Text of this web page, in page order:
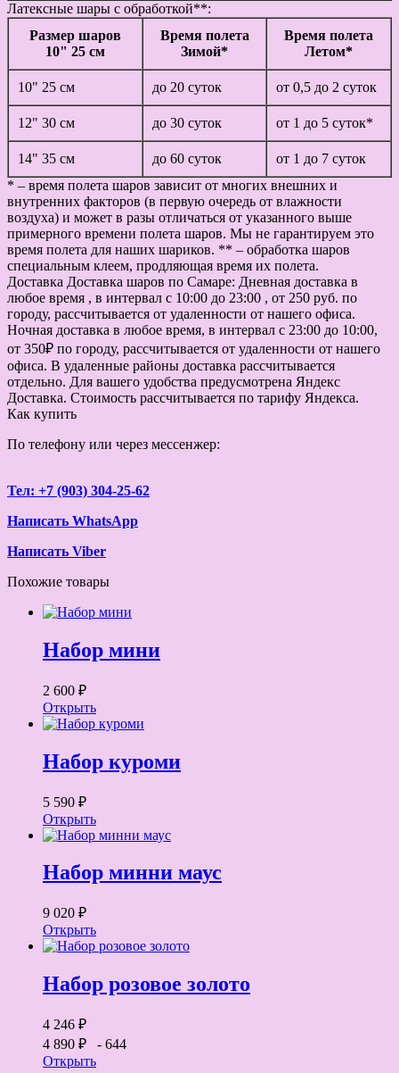
Латексные шары с обработкой**:
Размер шаров
10" 25 см
Время полета
Зимой*
Время полета
Летом*
10" 25 см до 20 суток от 0,5 до 2 суток
12" 30 см до 30 суток от 1 до 5 суток*
14" 35 см до 60 суток
от 1 до 7 суток
* – время полета шаров зависит от многих внешних и
внутренних факторов (в первую очередь от влажности
воздуха) и может в разы отличаться от указанного выше
примерного времени полета шаров. Мы не гарантируем это
время полета для наших шариков. ** – обработка шаров
специальным клеем, продляющая время их полета.
Доставка Доставка шаров по Самаре: Дневная доставка в
любое время , в интервал с 10:00 до 23:00 , от 250 руб. по
городу, рассчитывается от удаленности от нашего офиса.
Ночная доставка в любое время, в интервал с 23:00 до 10:00,
от 350₽ по городу, рассчитывается от удаленности от нашего
офиса. В удаленные районы доставка рассчитывается
отдельно. Для вашего удобства предусмотрена Яндекс
Доставка. Стоимость рассчитывается по тарифу Яндекса.
Как купить
По телефону или через мессенжер:
Тел: +7 (903) 304-25-62
Написать WhatsApp
Написать Viber
Похожие товары
Набор мини
2 600 ₽
Открыть
Набор куроми
5 590 ₽
Открыть
Набор минни маус
9 020 ₽
Открыть
Набор розовое золото
4 246 ₽
4 890 ₽ - 644
Открыть